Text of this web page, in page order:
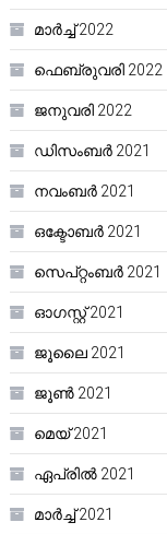
മാർച്ച്‌ 2022
ഫെബ്രുവരി 2022
ജനുവരി 2022
ഡിസംബർ 2021
നവംബർ 2021
ഒക്ടോബർ 2021
സെപ്റ്റംബർ 2021
ഓഗസ്റ്റ്‌ 2021
ജൂലൈ 2021
ജൂൺ 2021
മെയ്‌ 2021
ഏപ്രിൽ 2021
മാർച്ച്‌ 2021